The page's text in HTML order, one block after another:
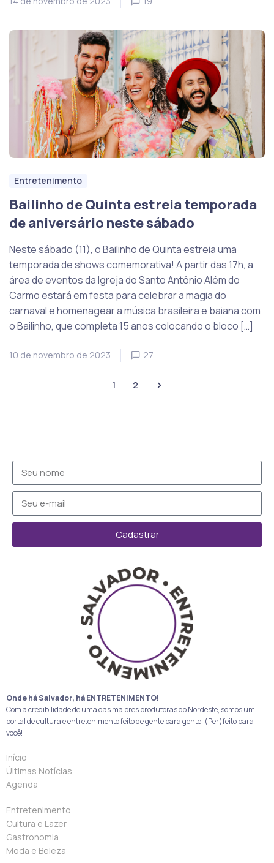
Entretenimento
Bailinho de Quinta estreia temporada
de aniversário neste sábado
Neste sábado (11), o Bailinho de Quinta estreia uma
temporada de shows comemorativa! A partir das 17h, a
área de eventos da Igreja do Santo Antônio Além do
Carmo estará em festa para celebrar a magia do
carnaval e homenagear a música brasileira e baiana com
o Bailinho, que completa 15 anos colocando o bloco […]
10 de novembro de 2023 27
1 2
Cadastrar
Onde há Salvador, há ENTRETENIMENTO!
Com a credibilidade de uma das maiores produtoras do Nordeste, somos um
portal de cultura e entretenimento feito de gente para gente. (Per)feito para
você!
Início
Últimas Notícias
Agenda
Entretenimento
Cultura e Lazer
Gastronomia
Moda e Beleza